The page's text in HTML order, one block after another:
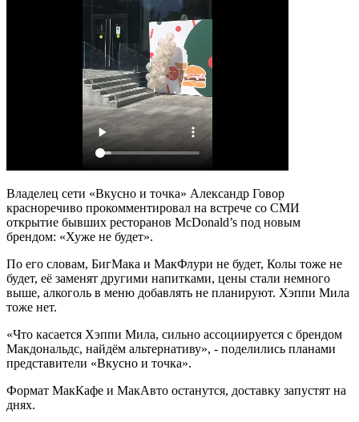
Владелец сети «Вкусно и точка» Александр Говор
красноречиво прокомментировал на встрече со СМИ
открытие бывших ресторанов McDonald’s под новым
брендом: «Хуже не будет».
По его словам, БигМака и МакФлури не будет, Колы тоже не
будет, её заменят другими напитками, цены стали немного
выше, алкоголь в меню добавлять не планируют. Хэппи Мила
тоже нет.
«Что касается Хэппи Мила, сильно ассоциируется с брендом
Макдональдс, найдём альтернативу», - поделились планами
представители «Вкусно и точка».
Формат МакКафе и МакАвто останутся, доставку запустят на
днях.